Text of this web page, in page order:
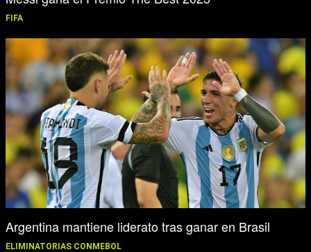
FIFA
Argentina mantiene liderato tras ganar en Brasil
ELIMINATORIAS CONMEBOL